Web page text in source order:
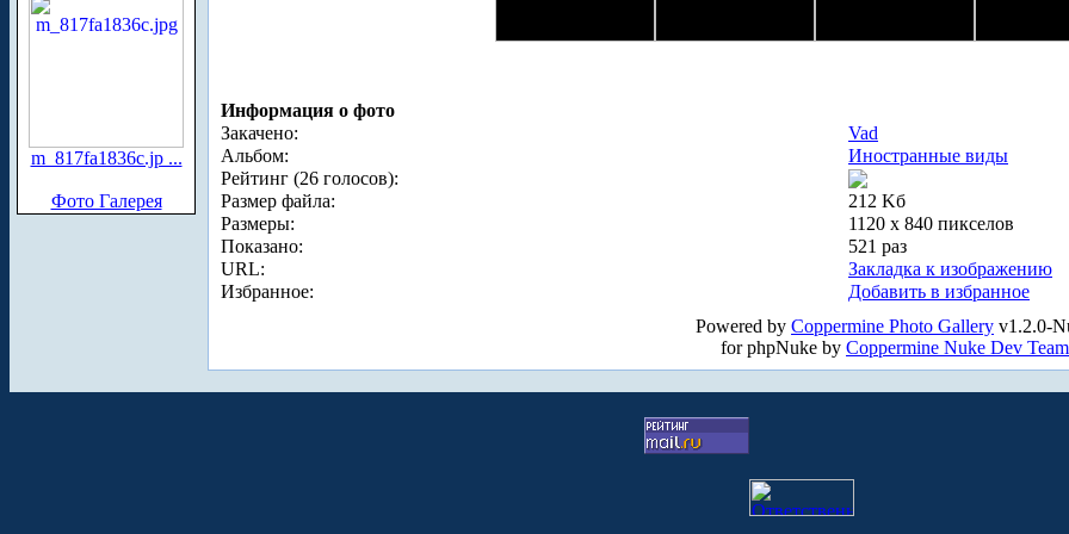
m_817fa1836c.jp ...
Фото Галерея
Информация о фото
Закачено:
Vad
Альбом:
Иностранные виды
Рейтинг (26 голосов):
Размер файла:
212 Kб
Размеры:
1120 x 840 пикселов
Показано:
521 раз
URL:
Закладка к изображению
Избранное:
Добавить в избранное
Powered by Coppermine Photo Gallery v1.2.0-
for phpNuke by Coppermine Nuke Dev Team